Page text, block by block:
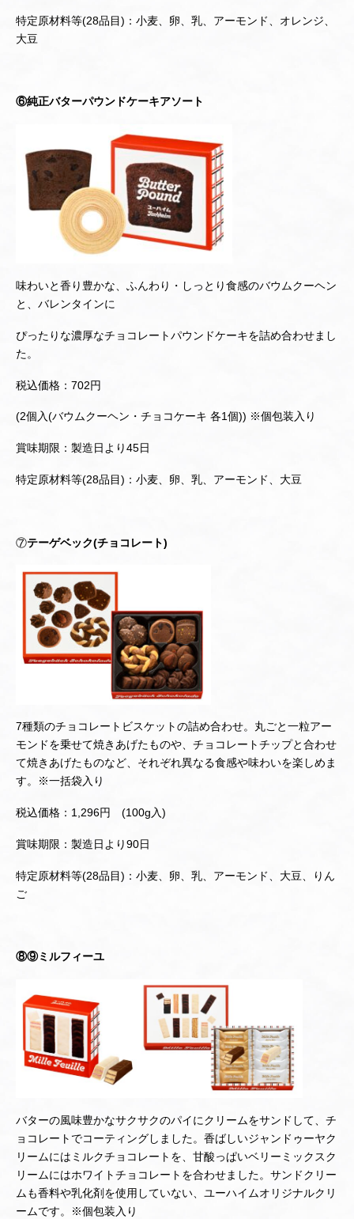
特定原材料等(28品目)：小麦、卵、乳、アーモンド、オレンジ、
大豆
⑥純正バターパウンドケーキアソート
味わいと香り豊かな、ふんわり・しっとり食感のバウムクーヘン
と、バレンタインに
ぴったりな濃厚なチョコレートパウンドケーキを詰め合わせまし
た。
税込価格：702円
(2個入(バウムクーヘン・チョコケーキ 各1個)) ※個包装入り
賞味期限：製造日より45日
特定原材料等(28品目)：小麦、卵、乳、アーモンド、大豆
⑦テーゲベック(チョコレート)
7種類のチョコレートビスケットの詰め合わせ。丸ごと一粒アー
モンドを乗せて焼きあげたものや、チョコレートチップと合わせ
て焼きあげたものなど、それぞれ異なる食感や味わいを楽しめま
す。※一括袋入り
税込価格：1,296円 (100g入)
賞味期限：製造日より90日
特定原材料等(28品目)：小麦、卵、乳、アーモンド、大豆、りん
ご
⑧⑨ミルフィーユ
バターの風味豊かなサクサクのパイにクリームをサンドして、チ
ョコレートでコーティングしました。香ばしいジャンドゥーヤク
リームにはミルクチョコレートを、甘酸っぱいベリーミックスク
リームにはホワイトチョコレートを合わせました。サンドクリー
ムも香料や乳化剤を使用していない、ユーハイムオリジナルクリ
ームです。※個包装入り